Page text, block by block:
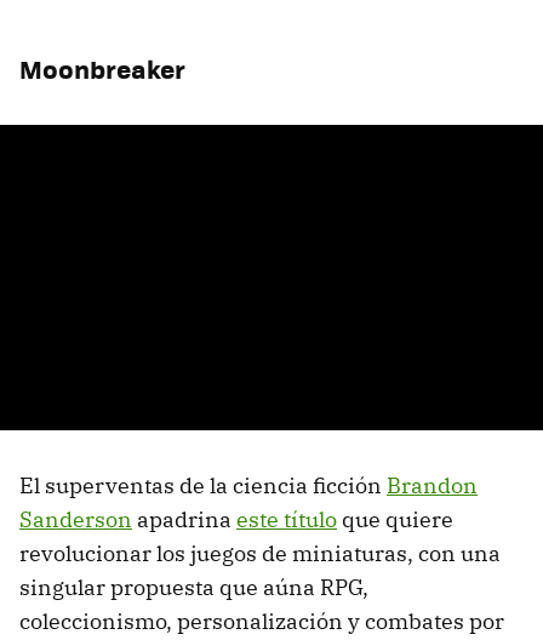
Moonbreaker
El superventas de la ciencia ficción Brandon
Sanderson apadrina este título que quiere
revolucionar los juegos de miniaturas, con una
singular propuesta que aúna RPG,
coleccionismo, personalización y combates por